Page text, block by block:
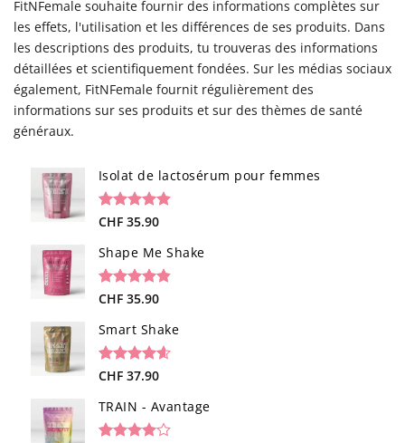
FitNFemale souhaite fournir des informations complètes sur
les effets, l'utilisation et les différences de ses produits. Dans
les descriptions des produits, tu trouveras des informations
détaillées et scientifiquement fondées. Sur les médias sociaux
également, FitNFemale fournit régulièrement des
informations sur ses produits et sur des thèmes de santé
généraux.
Isolat de lactosérum pour femmes
Noté4.86
sur
22
notations
client
CHF35.90
Shape Me Shake
Noté4.85
sur
40
client
CHF35.90
Smart Shake
Noté4.58
sur
12
client
CHF37.90
TRAIN - Avantage